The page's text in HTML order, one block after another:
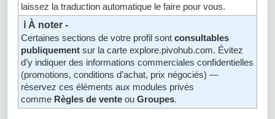
laissez la traduction automatique le faire pour vous.
ℹ️ À noter -
Certaines sections de votre profil sont consultables
publiquement sur la carte explore.pivohub.com. Évitez
d’y indiquer des informations commerciales confidentielles
(promotions, conditions d’achat, prix négociés) —
réservez ces éléments aux modules privés
comme Règles de vente ou Groupes.